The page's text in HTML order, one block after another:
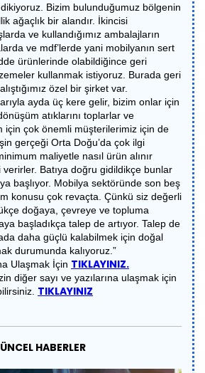
Bizim bulunduğumuz bölgenin
ağaçlık bir alandır. İkincisi
ve kullandığımız ambalajların
ve mdf’lerde yani mobilyanın sert
ürünlerinde olabildiğince geri
kullanmak istiyoruz. Burada geri
özel bir şirket var.
ayda üç kere gelir, bizim onlar için
atıklarını toplarlar ve
için çok önemli müşterilerimiz için de
gerçeği Orta Doğu’da çok ilgi
maliyetle nasıl ürün alınır
Batıya doğru gidildikçe bunlar
başlıyor. Mobilya sektöründe son beş
konusu çok revaçta. Çünkü siz değerli
doğaya, çevreye ve topluma
başladıkça talep de artıyor. Talep de
daha güçlü kalabilmek için doğal
durumunda kalıyoruz.”
Ulaşmak İçin TIKLAYINIZ.
diğer sayı ve yazılarına ulaşmak için
TIKLAYINIZ